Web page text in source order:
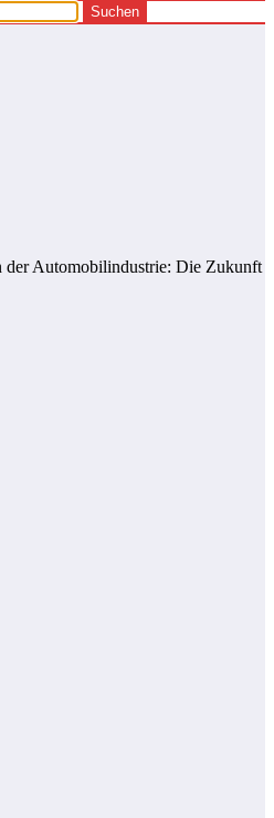
der Automobilindustrie: Die Zukunft